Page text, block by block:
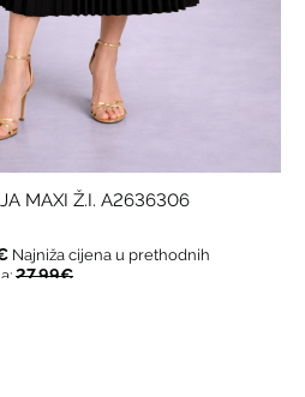
MAXI Ž.I. A2636306
Najniža cijena u prethodnih
27,99€